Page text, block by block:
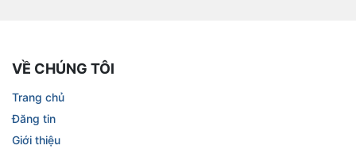
VỀ CHÚNG TÔI
Trang chủ
Đăng tin
Giới thiệu